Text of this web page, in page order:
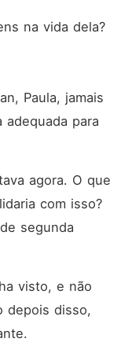
na vida dela?
Paula, jamais
adequada para
agora. O que
com isso?
segunda
visto, e não
depois disso,